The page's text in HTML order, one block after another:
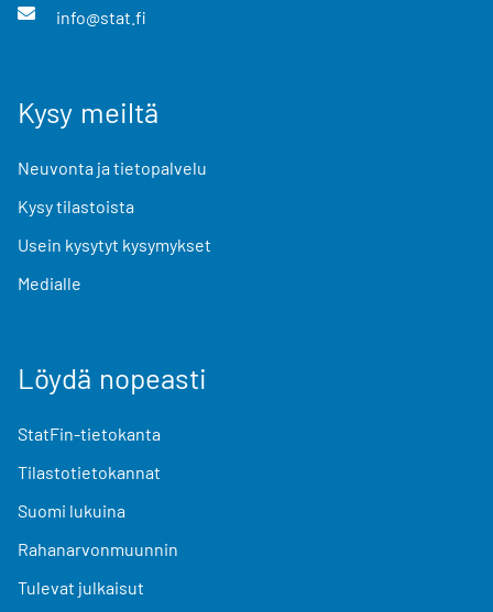
info@stat.fi
Kysy meiltä
Neuvonta ja tietopalvelu
Kysy tilastoista
Usein kysytyt kysymykset
Medialle
Löydä nopeasti
StatFin-tietokanta
Tilastotietokannat
Suomi lukuina
Rahanarvonmuunnin
Tulevat julkaisut